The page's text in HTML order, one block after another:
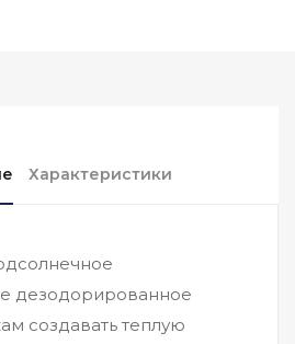
Характеристики
дезодорированное
создавать теплую